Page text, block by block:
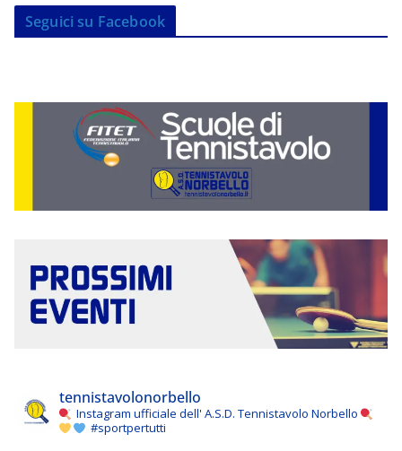
Seguici su Facebook
tennistavolonorbello
Instagram ufficiale dell' A.S.D. Tennistavolo Norbello
#sportpertutti